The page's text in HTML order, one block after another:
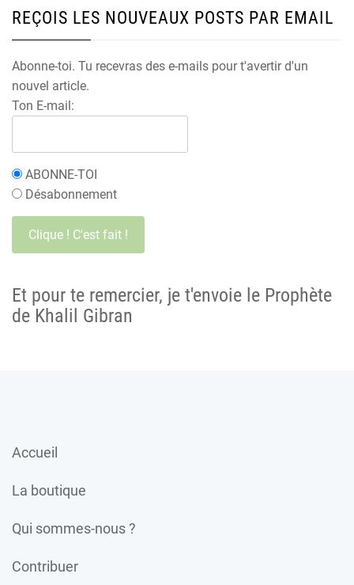
REÇOIS LES NOUVEAUX POSTS PAR EMAIL
Abonne-toi. Tu recevras des e-mails pour t'avertir d'un
nouvel article.
Ton E-mail:
ABONNE-TOI
Désabonnement
Et pour te remercier, je t'envoie le Prophète
de Khalil Gibran
Accueil
La boutique
Qui sommes-nous ?
Contribuer